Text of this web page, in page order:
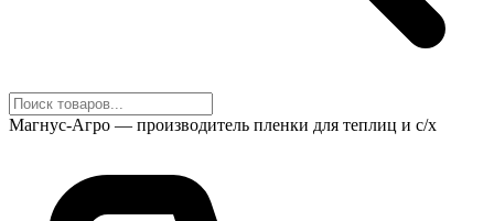
Магнус-Агро — производитель пленки для теплиц и с/х